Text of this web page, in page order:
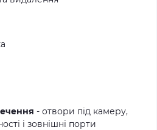
- отвори під камеру,
і зовнішні порти